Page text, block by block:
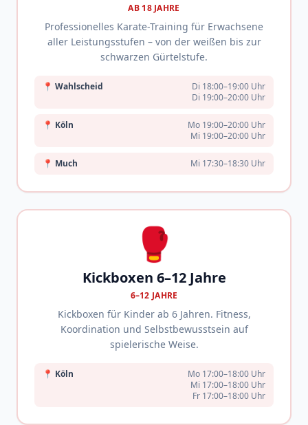
AB 18 JAHRE
Professionelles Karate-Training für Erwachsene
aller Leistungsstufen – von der weißen bis zur
schwarzen Gürtelstufe.
📍 Wahlscheid
Di 18:00–19:00 Uhr
Di 19:00–20:00 Uhr
📍 Köln
Mo 19:00–20:00 Uhr
Mi 19:00–20:00 Uhr
📍 Much Mi 17:30–18:30 Uhr
🥊
Kickboxen 6–12 Jahre
6–12 JAHRE
Kickboxen für Kinder ab 6 Jahren. Fitness,
Koordination und Selbstbewusstsein auf
spielerische Weise.
📍 Köln
Mo 17:00–18:00 Uhr
Mi 17:00–18:00 Uhr
Fr 17:00–18:00 Uhr